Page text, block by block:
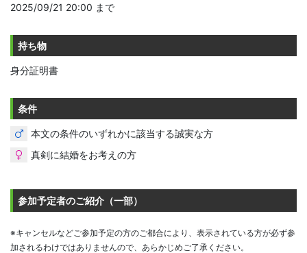
2025/09/21 20:00 まで
持ち物
身分証明書
条件
本文の条件のいずれかに該当する誠実な方
真剣に結婚をお考えの方
参加予定者のご紹介（一部）
※キャンセルなどご参加予定の方のご都合により、表示されている方が必ず参
加されるわけではありませんので、あらかじめご了承ください。